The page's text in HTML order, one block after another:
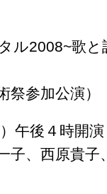
ル2008~歌
祭参加公演）
午後４時開
子、西原貴子